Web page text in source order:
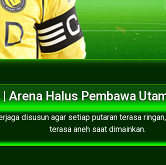
Arena Halus Pembawa
disusun agar setiap putaran terasa
terasa aneh saat dimainkan.